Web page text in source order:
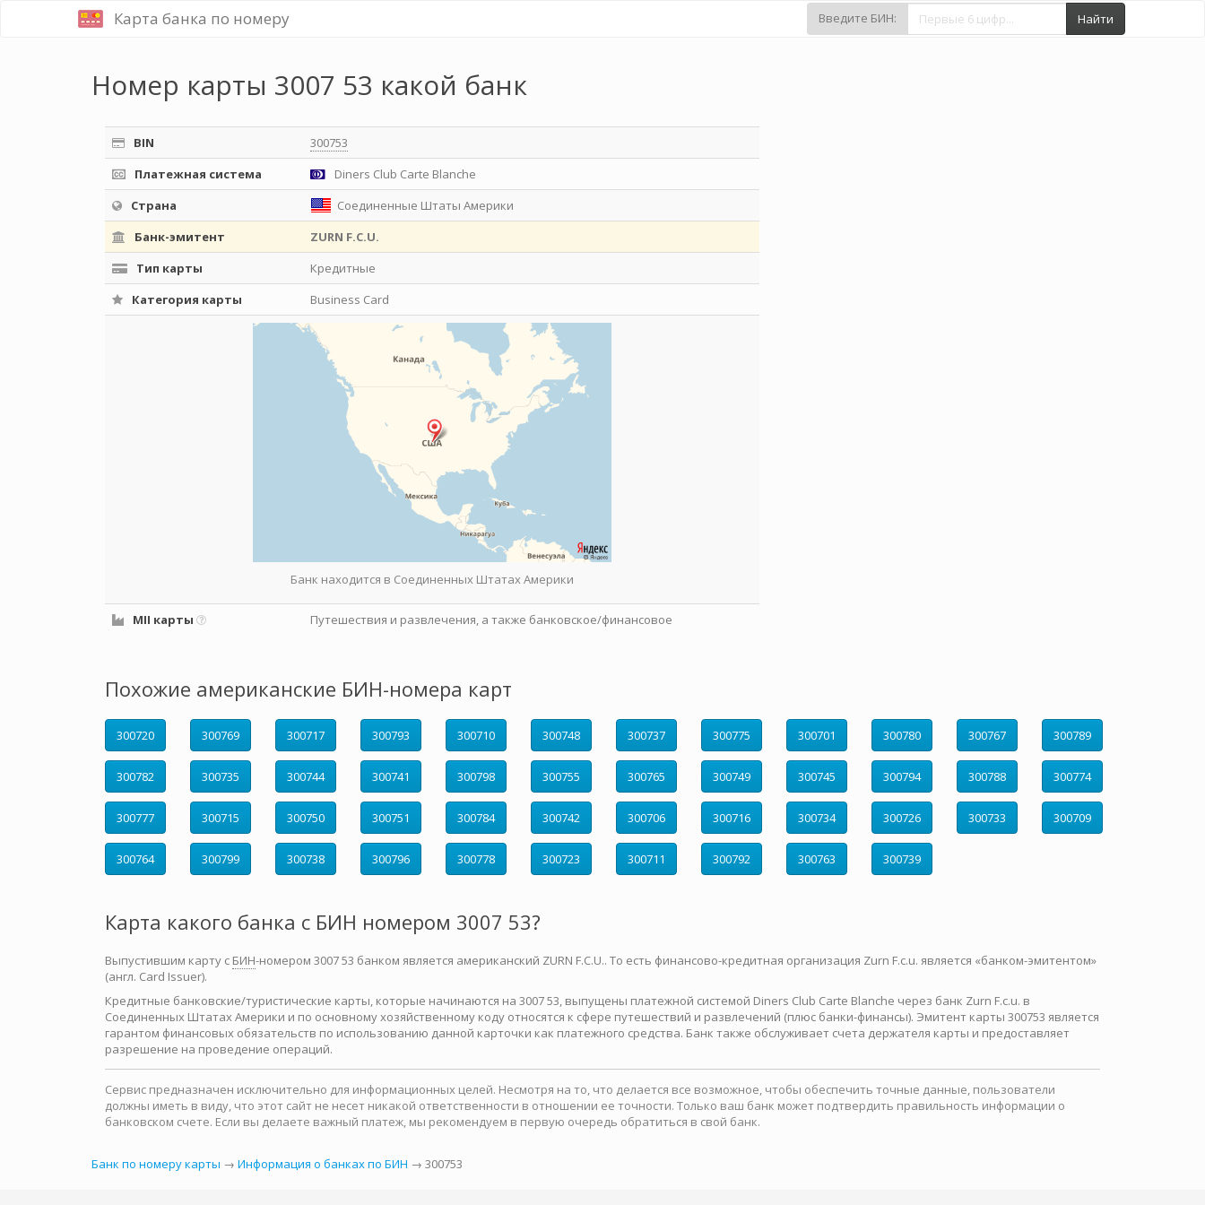
Карта банка по номеру Введите БИН: Найти
Номер карты 3007 53 какой банк
BIN
300753
Платежная система
Diners Club Carte Blanche
Страна
Соединенные Штаты Америки
Банк-эмитент
ZURN F.C.U.
Тип карты
Кредитные
Категория карты
Business Card
Банк находится в Соединенных Штатах Америки
MII карты Путешествия и развлечения, а также банковское/финансовое
Похожие американские БИН-номера карт
300720 300769 300717 300793 300710 300748 300737 300775 300701 300780 300767 300789
300782 300735 300744 300741 300798 300755 300765 300749 300745 300794 300788 300774
300777 300715 300750 300751 300784 300742 300706 300716 300734 300726 300733 300709
300764 300799 300738 300796 300778 300723 300711 300792 300763 300739
Карта какого банка с БИН номером 3007 53?
Выпустившим карту с БИН-номером 3007 53 банком является американский ZURN F.C.U.. То есть финансово-кредитная организация Zurn F.c.u. является «банком-эмитентом»
(англ. Card Issuer).
Кредитные банковские/туристические карты, которые начинаются на 3007 53, выпущены платежной системой Diners Club Carte Blanche через банк Zurn F.c.u. в
Соединенных Штатах Америки и по основному хозяйственному коду относятся к сфере путешествий и развлечений (плюс банки-финансы). Эмитент карты 300753 является
гарантом финансовых обязательств по использованию данной карточки как платежного средства. Банк также обслуживает счета держателя карты и предоставляет
разрешение на проведение операций.
Сервис предназначен исключительно для информационных целей. Несмотря на то, что делается все возможное, чтобы обеспечить точные данные, пользователи
должны иметь в виду, что этот сайт не несет никакой ответственности в отношении ее точности. Только ваш банк может подтвердить правильность информации о
банковском счете. Если вы делаете важный платеж, мы рекомендуем в первую очередь обратиться в свой банк.
Банк по номеру карты → Информация о банках по БИН → 300753